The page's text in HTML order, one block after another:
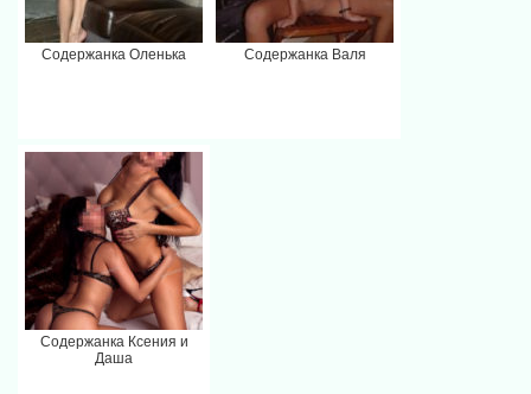
Содержанка Оленька Содержанка Валя
Содержанка Ксения и
Даша